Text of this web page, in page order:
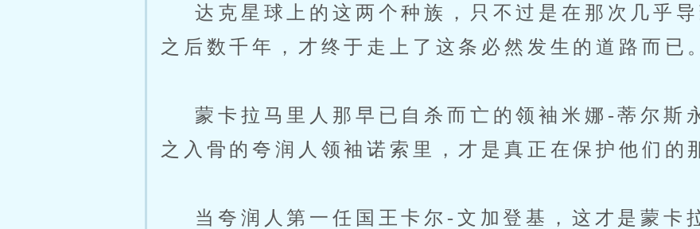
达克星球上的这两个种族，只不过是在那次几乎导
之后数千年，才终于走上了这条必然发生的道路而已。
蒙卡拉马里人那早已自杀而亡的领袖米娜-蒂尔斯
之入骨的夸润人领袖诺索里，才是真正在保护他们的
当夸润人第一任国王卡尔-文加登基，这才是蒙卡